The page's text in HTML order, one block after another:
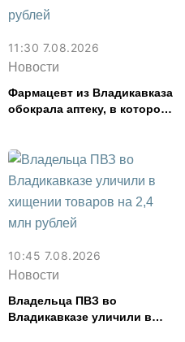
11:30 7.08.2026
Новости
Фармацевт из Владикавказа
обокрала аптеку, в которой
10:45 7.08.2026
Новости
Владельца ПВЗ во
Владикавказе уличили в